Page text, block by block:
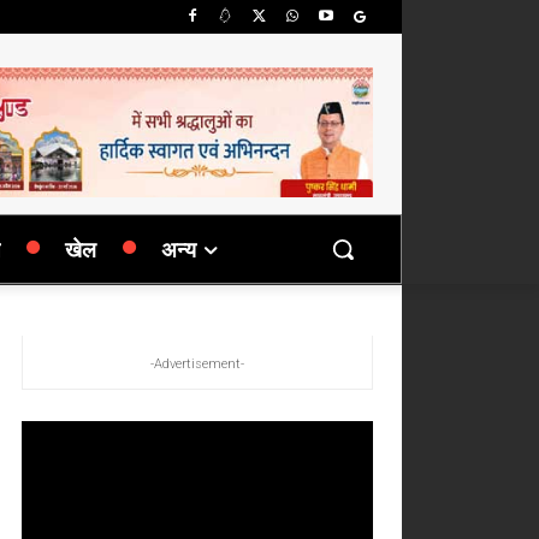
खेल अन्य
-Advertisement-